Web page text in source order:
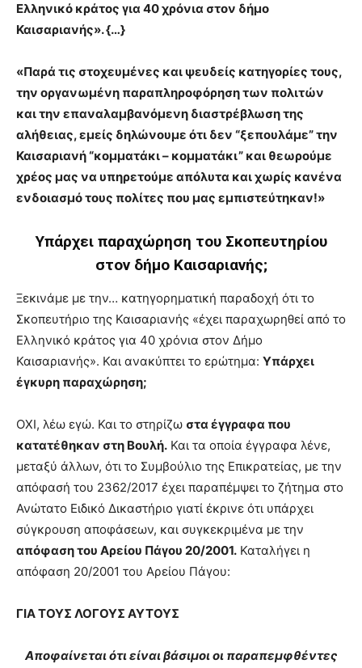
Ελληνικό κράτος για 40 χρόνια στον δήμο
Καισαριανής». {…}
«Παρά τις στοχευμένες και ψευδείς κατηγορίες τους,
την οργανωμένη παραπληροφόρηση των πολιτών
και την επαναλαμβανόμενη διαστρέβλωση της
αλήθειας, εμείς δηλώνουμε ότι δεν “ξεπουλάμε” την
Καισαριανή “κομματάκι – κομματάκι” και θεωρούμε
χρέος μας να υπηρετούμε απόλυτα και χωρίς κανένα
ενδοιασμό τους πολίτες που μας εμπιστεύτηκαν!»
Υπάρχει παραχώρηση του Σκοπευτηρίου
στον δήμο Καισαριανής;
Ξεκινάμε με την… κατηγορηματική παραδοχή ότι το
Σκοπευτήριο της Καισαριανής «έχει παραχωρηθεί από το
Ελληνικό κράτος για 40 χρόνια στον Δήμο
Καισαριανής». Και ανακύπτει το ερώτημα: Υπάρχει
έγκυρη παραχώρηση;
ΟΧΙ, λέω εγώ. Και το στηρίζω στα έγγραφα που
κατατέθηκαν στη Βουλή. Και τα οποία έγγραφα λένε,
μεταξύ άλλων, ότι το Συμβούλιο της Επικρατείας, με την
απόφασή του 2362/2017 έχει παραπέμψει το ζήτημα στο
Ανώτατο Ειδικό Δικαστήριο γιατί έκρινε ότι υπάρχει
σύγκρουση αποφάσεων, και συγκεκριμένα με την
απόφαση του Αρείου Πάγου 20/2001. Καταλήγει η
απόφαση 20/2001 του Αρείου Πάγου:
ΓΙΑ ΤΟΥΣ ΛΟΓΟΥΣ ΑΥΤΟΥΣ
Αποφαίνεται ότι είναι βάσιμοι οι παραπεμφθέντες